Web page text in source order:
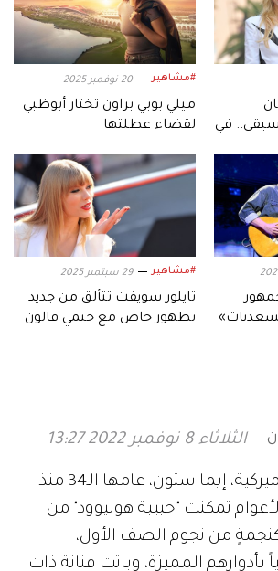
في
#مشاهير 20 نوفمبر 2025
ميلي بوبي براون تختار أبوظبي
لقضاء عطلتها
#مشاهير 29 سبتمبر 2025
تايلور سويفت تتألق من جديد
بظهور خاص مع جيمي فالون
الثلاثاء 8 نوفمبر 2022 13:27
أتمت الممثلة الأميركية، إيما ستون، عامها الـ34 منذ
تمكنت "حبيبة هوليوود" من
من نجوم الصف الأول،
بأدوارهم المميزة، وباتت فنانة ذات